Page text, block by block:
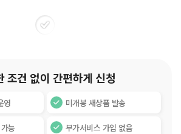
조건 없이 간편하게 신청
영 미개봉 새상품 발송
능 부가서비스 가입 없음